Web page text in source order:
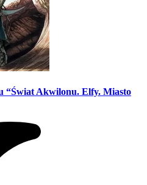
“Świat Akwilonu. Elfy. Miasto